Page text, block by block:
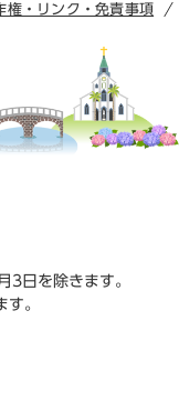
権・リンク・免責事項
日を除きます。
。